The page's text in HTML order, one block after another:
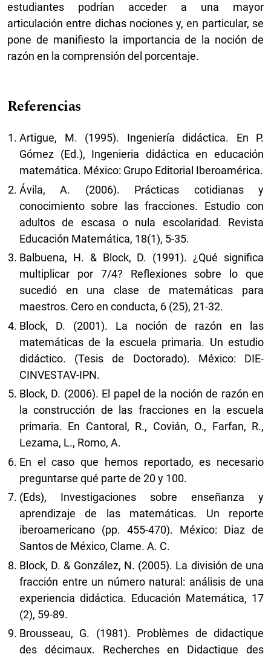
estudiantes podrían acceder a una mayor
articulación entre dichas nociones y, en particular, se
pone de manifiesto la importancia de la noción de
razón en la comprensión del porcentaje.
Referencias
Artigue, M. (1995). Ingeniería didáctica. En P.
Gómez (Ed.), Ingenieria didáctica en educación
matemática. México: Grupo Editorial Iberoamérica.
Ávila, A. (2006). Prácticas cotidianas y
conocimiento sobre las fracciones. Estudio con
adultos de escasa o nula escolaridad. Revista
Educación Matemática, 18(1), 5-35.
Balbuena, H. & Block, D. (1991). ¿Qué significa
multiplicar por 7/4? Reflexiones sobre lo que
sucedió en una clase de matemáticas para
maestros. Cero en conducta, 6 (25), 21-32.
Block, D. (2001). La noción de razón en las
matemáticas de la escuela primaria. Un estudio
didáctico. (Tesis de Doctorado). México: DIE-
CINVESTAV-IPN.
Block, D. (2006). El papel de la noción de razón en
la construcción de las fracciones en la escuela
primaria. En Cantoral, R., Covián, O., Farfan, R.,
Lezama, L., Romo, A.
En el caso que hemos reportado, es necesario
preguntarse qué parte de 20 y 100.
(Eds), Investigaciones sobre enseñanza y
aprendizaje de las matemáticas. Un reporte
iberoamericano (pp. 455-470). México: Diaz de
Santos de México, Clame. A. C.
Block, D. & González, N. (2005). La división de una
fracción entre un número natural: análisis de una
experiencia didáctica. Educación Matemática, 17
(2), 59-89.
Brousseau, G. (1981). Problèmes de didactique
des décimaux. Recherches en Didactique des